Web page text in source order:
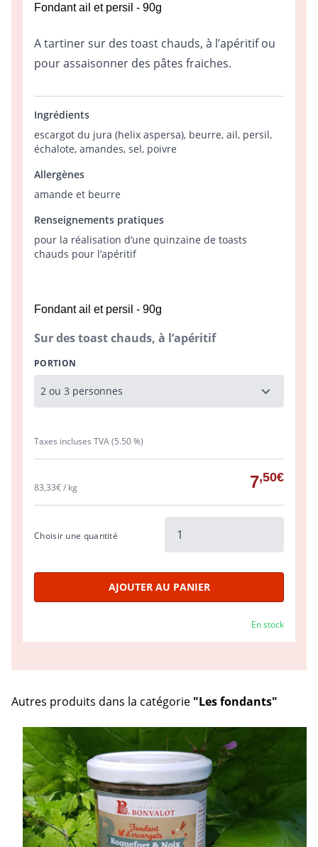
Fondant ail et persil - 90g
A tartiner sur des toast chauds, à l’apéritif ou
pour assaisonner des pâtes fraiches.
Ingrédients
escargot du jura (helix aspersa), beurre, ail, persil,
échalote, amandes, sel, poivre
Allergènes
amande et beurre
Renseignements pratiques
pour la réalisation d’une quinzaine de toasts
chauds pour l’apéritif
Fondant ail et persil - 90g
Sur des toast chauds, à l’apéritif
PORTION
Taxes incluses TVA (5.50 %)
83,33€ / kg 7,50€
Choisir une quantité
AJOUTER AU PANIER
En stock
Autres produits dans la catégorie "Les fondants"